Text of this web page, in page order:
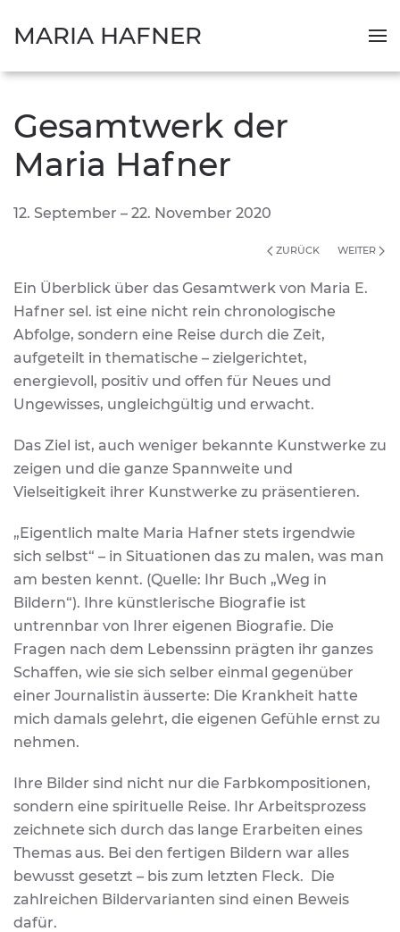
MARIA HAFNER
Gesamtwerk der
Maria Hafner
12. September – 22. November 2020
ZURÜCK WEITER
Ein Überblick über das Gesamtwerk von Maria E.
Hafner sel. ist eine nicht rein chronologische
Abfolge, sondern eine Reise durch die Zeit,
aufgeteilt in thematische – zielgerichtet,
energievoll, positiv und offen für Neues und
Ungewisses, ungleichgültig und erwacht.
Das Ziel ist, auch weniger bekannte Kunstwerke zu
zeigen und die ganze Spannweite und
Vielseitigkeit ihrer Kunstwerke zu präsentieren.
„Eigentlich malte Maria Hafner stets irgendwie
sich selbst“ – in Situationen das zu malen, was man
am besten kennt. (Quelle: Ihr Buch „Weg in
Bildern“). Ihre künstlerische Biografie ist
untrennbar von Ihrer eigenen Biografie. Die
Fragen nach dem Lebenssinn prägten ihr ganzes
Schaffen, wie sie sich selber einmal gegenüber
einer Journalistin äusserte: Die Krankheit hatte
mich damals gelehrt, die eigenen Gefühle ernst zu
nehmen.
Ihre Bilder sind nicht nur die Farbkompositionen,
sondern eine spirituelle Reise. Ihr Arbeitsprozess
zeichnete sich durch das lange Erarbeiten eines
Themas aus. Bei den fertigen Bildern war alles
bewusst gesetzt – bis zum letzten Fleck. Die
zahlreichen Bildervarianten sind einen Beweis
dafür.